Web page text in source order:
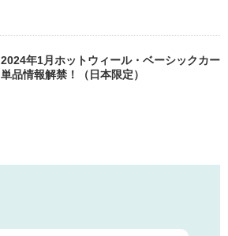
2024年1月ホットウィール・ベーシックカー
単品情報解禁！（日本限定）